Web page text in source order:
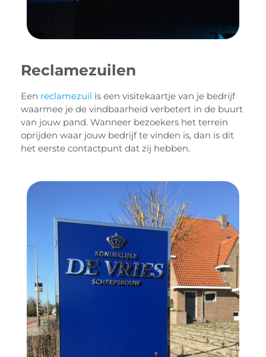
Reclamezuilen
Een reclamezuil is een visitekaartje van je bedrijf
waarmee je de vindbaarheid verbetert in de buurt
van jouw pand. Wanneer bezoekers het terrein
oprijden waar jouw bedrijf te vinden is, dan is dit
het eerste contactpunt dat zij hebben.